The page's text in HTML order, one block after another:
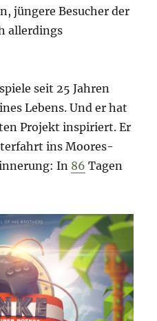
jüngere Besucher der
allerdings
seit 25 Jahren
Lebens. Und er hat
Projekt inspiriert. Er
ins Moores-
In 86 Tagen